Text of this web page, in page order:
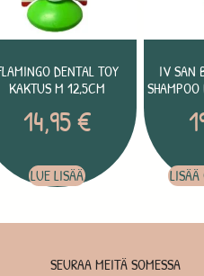
DENTAL TOY
KAKTUS M 12,5CM
14,95€
LUE LISÄÄ
IV SAN
LISÄÄ
SEURAA MEITÄ SOMESSA